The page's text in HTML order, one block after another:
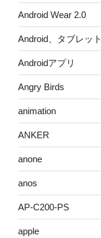
Android Wear 2.0
Android、タブレット
Androidアプリ
Angry Birds
animation
ANKER
anone
anos
AP-C200-PS
apple